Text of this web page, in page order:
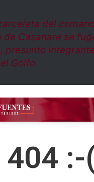
del
de Casanare se
presunto
Golfo